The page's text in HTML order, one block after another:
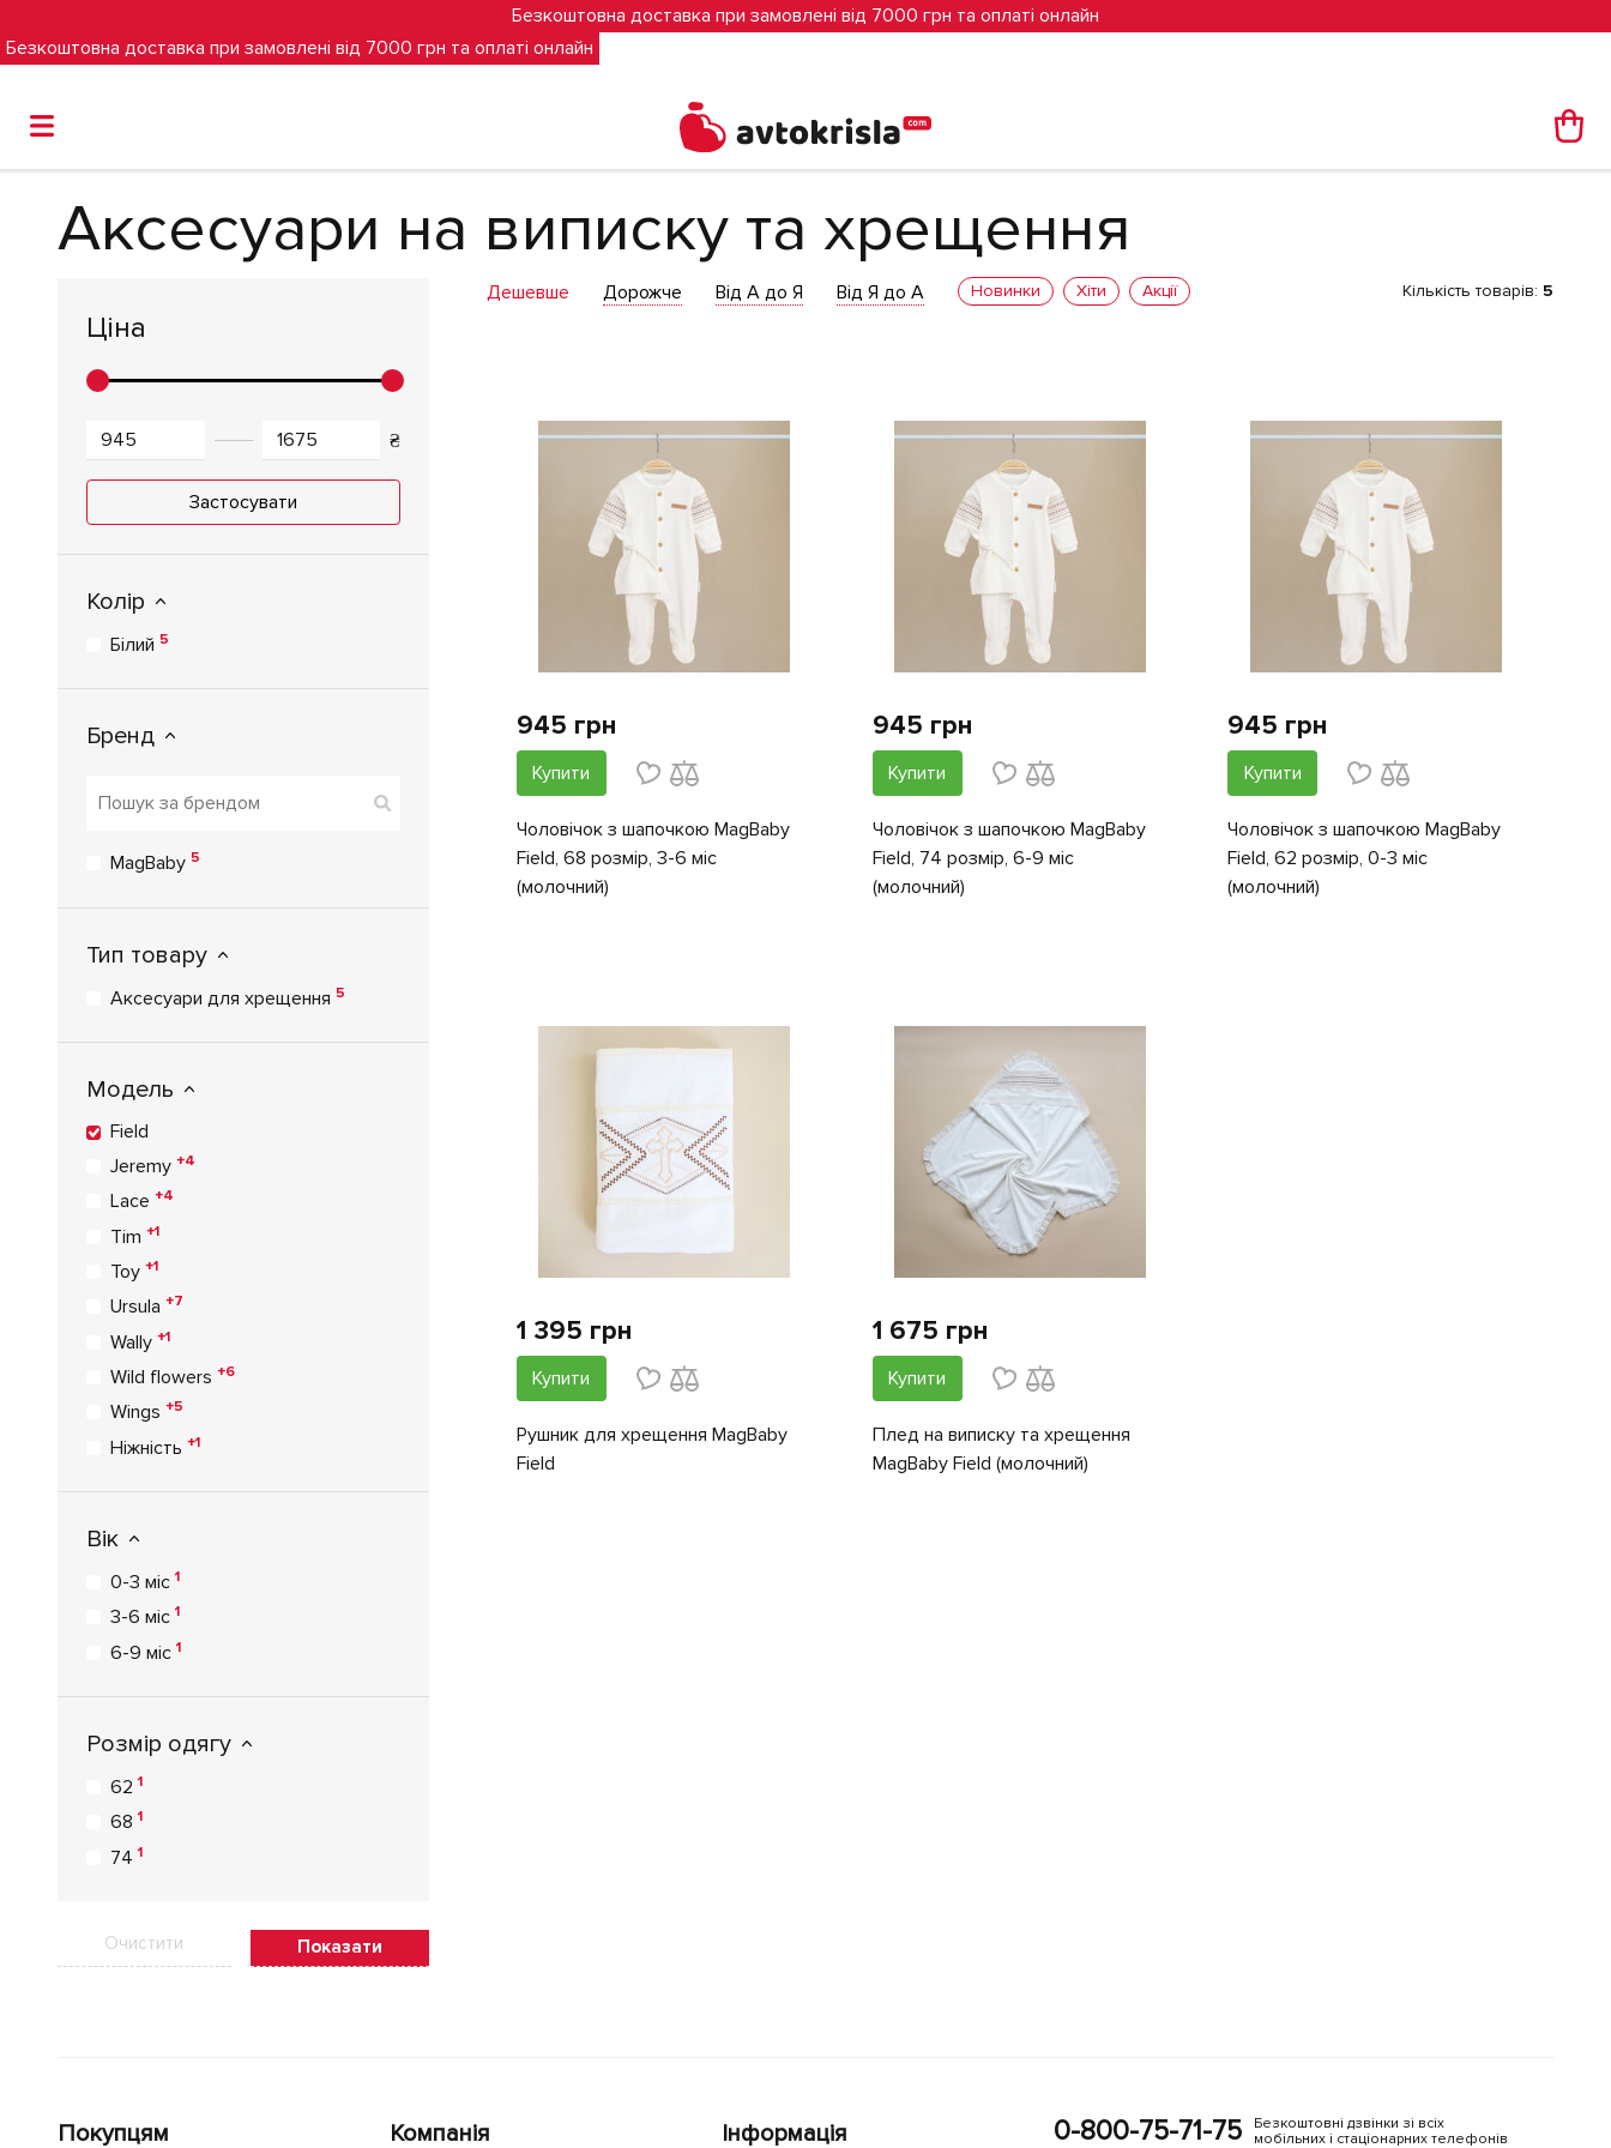
Безкоштовна доставка при замовлені від 7000 грн та оплаті онлайн
Безкоштовна доставка при замовлені від 7000 грн та оплаті онлайн
Аксесуари на виписку та хрещення
Аксесуари на виписку та хрещення
Ціна
₴
Застосувати
Колір
Білий 5
Бренд
MagBaby 5
Тип товару
Аксесуари для хрещення 5
Модель
Field
Jeremy +4
Lace +4
Tim +1
Toy +1
Ursula +7
Wally +1
Wild flowers +6
Wings +5
Ніжність +1
Вік
0-3 міс1
3-6 міс1
6-9 міс1
Розмір одягу
621
681
741
Очистити Показати
Дешевше Дорожче Від А до Я Від Я до А Новинки Хіти Акції Кількість товарів: 5
945 грн
Купити
Чоловічок з шапочкою MagBaby
Field, 68 розмір, 3-6 міс
(молочний)
945 грн
Купити
Чоловічок з шапочкою MagBaby
Field, 74 розмір, 6-9 міс
(молочний)
945 грн
Купити
Чоловічок з шапочкою MagBaby
Field, 62 розмір, 0-3 міс
(молочний)
1 395 грн
Купити
Рушник для хрещення MagBaby
Field
1 675 грн
Купити
Плед на виписку та хрещення
MagBaby Field (молочний)
Покупцям Компанія Інформація 0-800-75-71-75
Безкоштовні дзвінки зі всіх
мобільних і стаціонарних телефонів